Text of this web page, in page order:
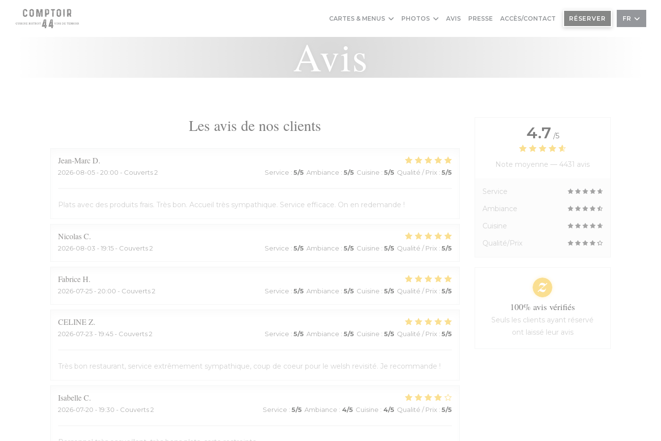
Personnalisation de vos choix en matière de cookies
CARTES & MENUS PHOTOS AVIS PRESSE ACCÈS/CONTACT RÉSERVER FR
Avis
Les avis de nos clients
Jean-MarcD
2026-08-05 - 20:00 - Couverts 2 Service : 5/5 Ambiance : 5/5 Cuisine : 5/5 Qualité / Prix : 5/5
Plats avec des produits frais. Très bon. Accueil très sympathique. Service efficace. On en redemande !
NicolasC
2026-08-03 - 19:15 - Couverts 2 Service : 5/5 Ambiance : 5/5 Cuisine : 5/5 Qualité / Prix : 5/5
FabriceH
2026-07-25 - 20:00 - Couverts 2 Service : 5/5 Ambiance : 5/5 Cuisine : 5/5 Qualité / Prix : 5/5
CELINEZ
2026-07-23 - 19:45 - Couverts 2 Service : 5/5 Ambiance : 5/5 Cuisine : 5/5 Qualité / Prix : 5/5
Très bon restaurant, service extrêmement sympathique, coup de coeur pour le welsh revisité. Je recommande !
IsabelleC
2026-07-20 - 19:30 - Couverts 2 Service : 5/5 Ambiance : 4/5 Cuisine : 4/5 Qualité / Prix : 5/5
4.7 /5
Note moyenne —4431 avis
Service
Ambiance
Cuisine
Qualité/Prix
100% avis vérifiés
Seuls les clients ayant réservé
ont laissé leur avis